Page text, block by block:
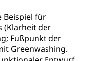
Beispiel für
(Klarheit der
Fußpunkt der
Greenwashing.